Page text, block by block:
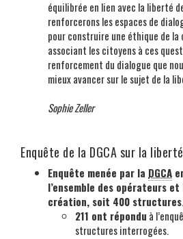
équilibrée en lien avec la liberté
renforcerons les espaces de
pour construire une éthique de la
associant les citoyens à ces
renforcement du dialogue que
mieux avancer sur le sujet de la
Sophie Zeller
Enquête de la DGCA sur la
Enquête menée par la DGCA
l’ensemble des opérateurs
création, soit 400 structures.
211 ont répondu à
structures interrogées.